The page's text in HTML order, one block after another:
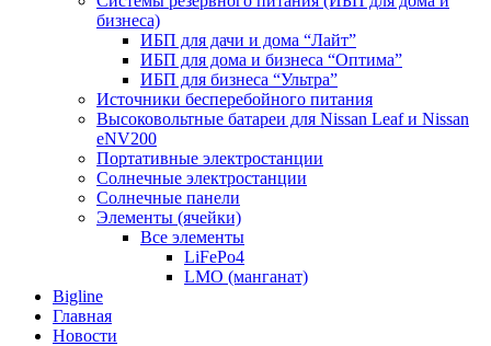
бизнеса)
ИБП для дачи и дома “Лайт”
ИБП для дома и бизнеса “Оптима”
ИБП для бизнеса “Ультра”
Источники бесперебойного питания
Высоковольтные батареи для Nissan Leaf и Nissan
eNV200
Портативные электростанции
Солнечные электростанции
Солнечные панели
Элементы (ячейки)
Все элементы
LiFePo4
LMO (манганат)
Bigline
Главная
Новости